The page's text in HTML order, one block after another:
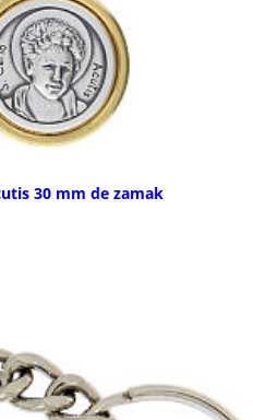
30 mm de zamak